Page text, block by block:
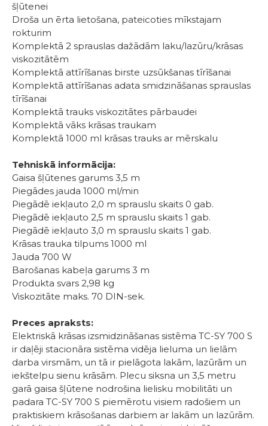
šļūtenei
Droša un ērta lietošana, pateicoties mīkstajam
rokturim
Komplektā 2 sprauslas dažādām laku/lazūru/krāsas
viskozitātēm
Komplektā attīrīšanas birste uzsūkšanas tīrīšanai
Komplektā attīrīšanas adata smidzināšanas sprauslas
tīrīšanai
Komplektā trauks viskozitātes pārbaudei
Komplektā vāks krāsas traukam
Komplektā 1000 ml krāsas trauks ar mērskalu
Tehniskā informācija:
Gaisa šļūtenes garums 3,5 m
Piegādes jauda 1000 ml/min
Piegādē iekļauto 2,0 m sprauslu skaits 0 gab.
Piegādē iekļauto 2,5 m sprauslu skaits 1 gab.
Piegādē iekļauto 3,0 m sprauslu skaits 1 gab.
Krāsas trauka tilpums 1000 ml
Jauda 700 W
Barošanas kabeļa garums 3 m
Produkta svars 2,98 kg
Viskozitāte maks. 70 DIN-sek.
Preces apraksts:
Elektriskā krāsas izsmidzināšanas sistēma TC-SY 700 S
ir daļēji stacionāra sistēma vidēja lieluma un lielām
darba virsmām, un tā ir pielāgota lakām, lazūrām un
iekštelpu sienu krāsām. Plecu siksna un 3,5 metru
garā gaisa šļūtene nodrošina lielisku mobilitāti un
padara TC-SY 700 S piemērotu visiem radošiem un
praktiskiem krāsošanas darbiem ar lakām un lazūrām.